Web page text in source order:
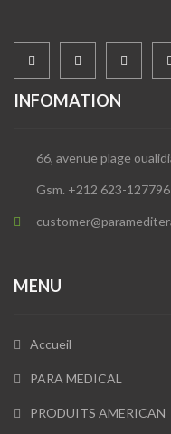
INFOMATION
66, avenue plage
Gsm. +212 623-
MENU
Accueil
PARA MEDICAL
PRODUITS AMERICAN